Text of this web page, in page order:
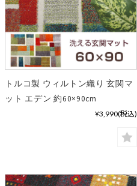
トルコ製 ウィルトン織り 玄関マ
ット エデン 約60×90cm
¥3,990(税込)